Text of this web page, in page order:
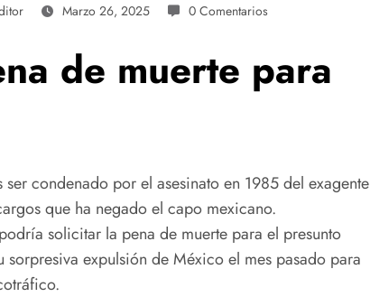
Marzo 26, 2025 0 Comentarios
de muerte para
condenado por el asesinato en 1985 del exagente
que ha negado el capo mexicano.
solicitar la pena de muerte para el presunto
expulsión de México el mes pasado para